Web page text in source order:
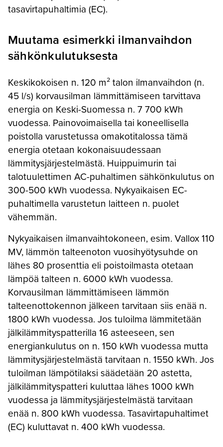
tasavirtapuhaltimia (EC).
Muutama esimerkki ilmanvaihdon
sähkönkulutuksesta
Keskikokoisen n. 120 m² talon ilmanvaihdon (n.
45 l/s) korvausilman lämmittämiseen tarvittava
energia on Keski-Suomessa n. 7 700 kWh
vuodessa. Painovoimaisella tai koneellisella
poistolla varustetussa omakotitalossa tämä
energia otetaan kokonaisuudessaan
lämmitysjärjestelmästä. Huippuimurin tai
talotuulettimen AC-puhaltimen sähkönkulutus on
300-500 kWh vuodessa. Nykyaikaisen EC-
puhaltimella varustetun laitteen n. puolet
vähemmän.
Nykyaikaisen ilmanvaihtokoneen, esim. Vallox 110
MV, lämmön talteenoton vuosihyötysuhde on
lähes 80 prosenttia eli poistoilmasta otetaan
lämpöä talteen n. 6000 kWh vuodessa.
Korvausilman lämmittämiseen lämmön
talteenottokennon jälkeen tarvitaan siis enää n.
1800 kWh vuodessa. Jos tuloilma lämmitetään
jälkilämmityspatterilla 16 asteeseen, sen
energiankulutus on n. 150 kWh vuodessa mutta
lämmitysjärjestelmästä tarvitaan n. 1550 kWh. Jos
tuloilman lämpötilaksi säädetään 20 astetta,
jälkilämmityspatteri kuluttaa lähes 1000 kWh
vuodessa ja lämmitysjärjestelmästä tarvitaan
enää n. 800 kWh vuodessa. Tasavirtapuhaltimet
(EC) kuluttavat n. 400 kWh vuodessa.